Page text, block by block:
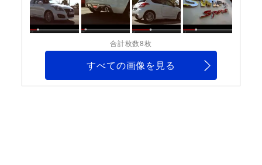
合計枚数8枚
すべての画像を見る